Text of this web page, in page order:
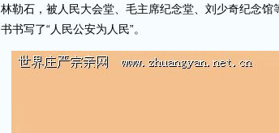
林勒石，被人民大会堂、毛主席纪念堂、刘少奇纪念
书书写了“人民公安为人民”。